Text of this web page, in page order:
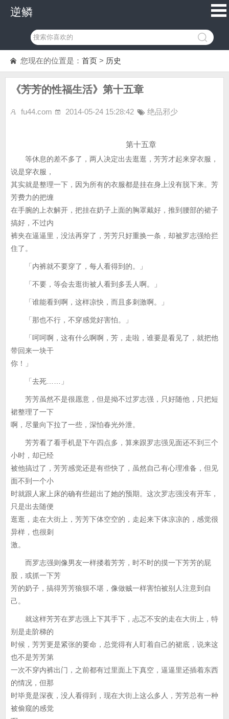
逆鳞
您现在的位置是： 首页 > 历史
《芳芳的性福生活》第十五章
fu44.com 2014-05-24 15:28:42 绝品邪少
第十五章
等休息的差不多了，两人决定出去逛逛，芳芳才起来穿衣服，
说是穿衣服，
其实就是整理一下，因为所有的衣服都是挂在身上没有脱下来。芳
芳费力的把缠
在手腕的上衣解开，把挂在奶子上面的胸罩戴好，推到腰部的裙子
搞好，不过内
裤夹在逼逼里，没法再穿了，芳芳只好重换一条，却被罗志强给拦
住了。
「内裤就不要穿了，每人看得到的。」
「不要，等会去逛街被人看到多丢人啊。」
「谁能看到啊，这样凉快，而且多刺激啊。」
「那也不行，不穿感觉好害怕。」
「呵呵啊，这有什么啊啊，芳，走啦，谁要是看见了，就把他
带回来一块干
你！」
「去死……」
芳芳虽然不是很愿意，但是拗不过罗志强，只好随他，只把短
裙整理了一下
啊，尽量向下拉了一些，深怕春光外泄。
芳芳看了看手机是下午四点多，算来跟罗志强见面还不到三个
小时，却已经
被他搞过了，芳芳感觉还是有些快了，虽然自己有心理准备，但见
面不到一个小
时就跟人家上床的确有些超出了她的预期。这次罗志强没有开车，
只是出去随便
逛逛，走在大街上，芳芳下体空空的，走起来下体凉凉的，感觉很
异样，也很刺
激。
而罗志强则像男友一样搂着芳芳，时不时的摸一下芳芳的屁
股，或抓一下芳
芳的奶子，搞得芳芳狼狈不堪，像做贼一样害怕被别人注意到自
己。
就这样芳芳在罗志强上下其手下，忐忑不安的走在大街上，特
别是走阶梯的
时候，芳芳更是紧张的要命，总觉得有人盯着自己的裙底，说来这
也不是芳芳第
一次不穿内裤出门，之前都有过里面上下真空，逼逼里还插着东西
的情况，但那
时毕竟是深夜，没人看得到，现在大街上这么多人，芳芳总有一种
被偷窥的感觉